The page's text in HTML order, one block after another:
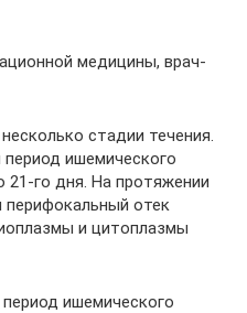
медицины, врач-
стадии течения.
ишемического
21-го дня. На протяжении
перифокальный отек
и цитоплазмы
ишемического